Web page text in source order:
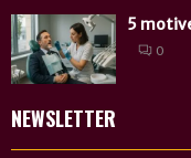
5
0
NEWSLETTER